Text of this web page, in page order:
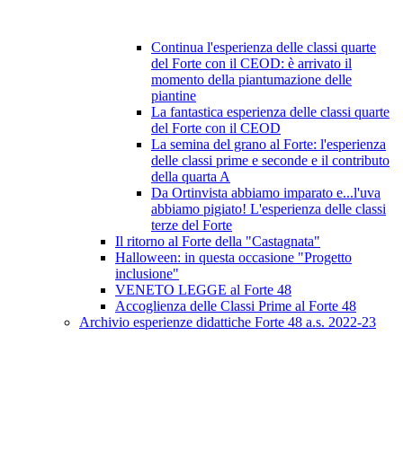
Continua l'esperienza delle classi quarte
del Forte con il CEOD: è arrivato il
momento della piantumazione delle
piantine
La fantastica esperienza delle classi quarte
del Forte con il CEOD
La semina del grano al Forte: l'esperienza
delle classi prime e seconde e il contributo
della quarta A
Da Ortinvista abbiamo imparato e...l'uva
abbiamo pigiato! L'esperienza delle classi
terze del Forte
Il ritorno al Forte della "Castagnata"
Halloween: in questa occasione "Progetto
inclusione"
VENETO LEGGE al Forte 48
Accoglienza delle Classi Prime al Forte 48
Archivio esperienze didattiche Forte 48 a.s. 2022-23